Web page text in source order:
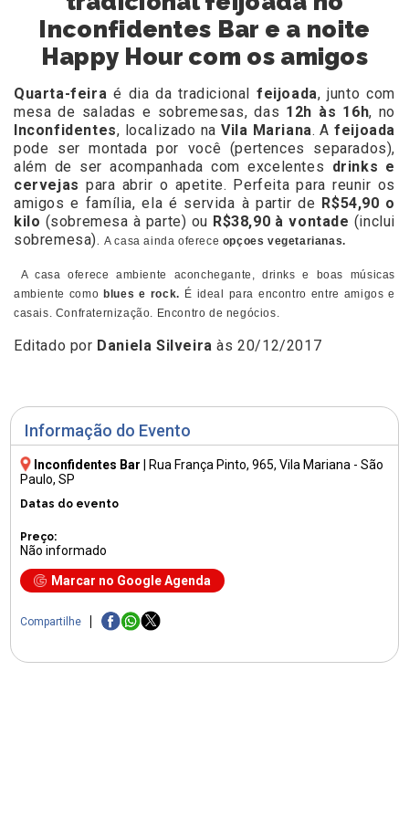
Informação do Evento
Inconfidentes Bar Rua França Pinto, 965, Vila Mariana - São
Paulo, SP
Datas do evento
Preço:
Não informado
Marcar no Google Agenda
Compartilhe
Inconfidentes Bar e a noite
Happy Hour com os amigos
Quarta-feira é dia da tradicional feijoada, junto com
mesa de saladas e sobremesas, das 12h às 16h, no
Inconfidentes, localizado na Vila Mariana. A feijoada
pode ser montada por você (pertences separados),
além de ser acompanhada com excelentes drinks e
cervejas para abrir o apetite. Perfeita para reunir os
amigos e família, ela é servida à partir de R$54,90 o
kilo (sobremesa à parte) ou R$38,90 à vontade (inclui
sobremesa).A casa ainda oferece opçoes vegetarianas.
A casa oferece ambiente aconchegante, drinks e boas músicas
ambiente como blues e rock. É ideal para encontro entre amigos e
casais. Confraternização. Encontro de negócios.
Editado por Daniela Silveira às 20/12/2017